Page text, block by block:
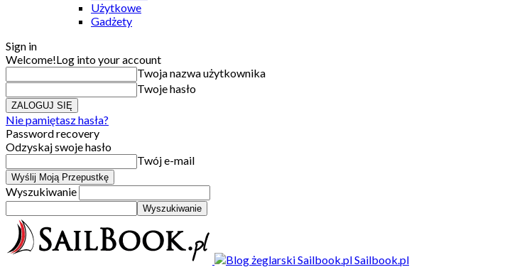
Użytkowe
Gadżety
Sign in
Welcome!Log into your account
Twoja nazwa użytkownika
Twoje hasło
Nie pamiętasz hasła?
Password recovery
Odzyskaj swoje hasło
Twój e-mail
Wyszukiwanie
Sailbook.pl